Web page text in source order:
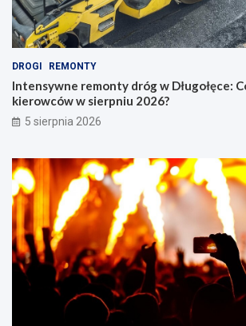
DROGI REMONTY
Intensywne remonty dróg w Długołęce:
kierowców w sierpniu 2026?
5 sierpnia 2026